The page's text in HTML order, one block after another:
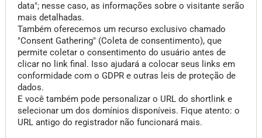
data"; nesse caso, as informações sobre o visitante serão
mais detalhadas.
Também oferecemos um recurso exclusivo chamado
"Consent Gathering" (Coleta de consentimento), que
permite coletar o consentimento do usuário antes de
clicar no link final. Isso ajudará a colocar seus links em
conformidade com o GDPR e outras leis de proteção de
dados.
E você também pode personalizar o URL do shortlink e
selecionar um dos domínios disponíveis. Fique atento: o
URL antigo do registrador não funcionará mais.